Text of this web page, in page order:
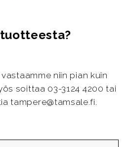
niin pian kuin
soittaa 03-3124 4200 tai
tampere@tamsale.fi.